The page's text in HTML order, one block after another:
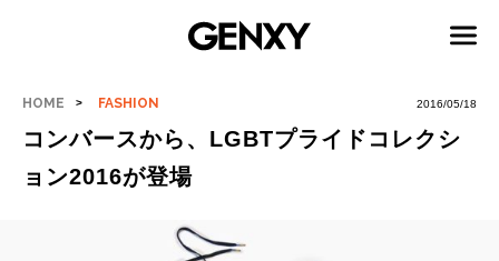
HOME FASHION 2016/05/18
コンバースから、LGBTプライドコレクシ
ョン2016が登場